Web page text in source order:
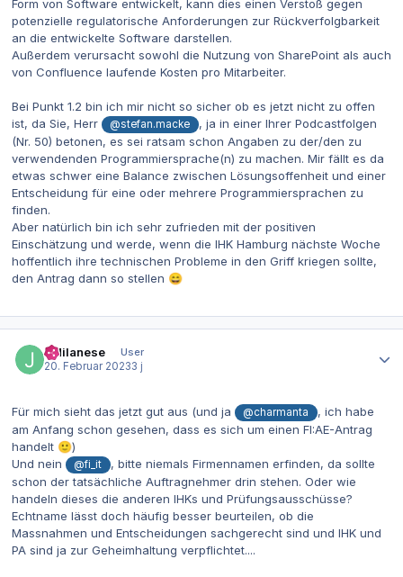
Form von Software entwickelt, kann dies einen Verstoß gegen
potenzielle regulatorische Anforderungen zur Rückverfolgbarkeit
an die entwickelte Software darstellen.
Außerdem verursacht sowohl die Nutzung von SharePoint als auch
von Confluence laufende Kosten pro Mitarbeiter.
Bei Punkt 1.2 bin ich mir nicht so sicher ob es jetzt nicht zu offen
ist, da Sie, Herr
@stefan.macke
, ja in einer Ihrer Podcastfolgen
(Nr. 50) betonen, es sei ratsam schon Angaben zu der/den zu
verwendenden Programmiersprache(n) zu machen. Mir fällt es da
etwas schwer eine Balance zwischen Lösungsoffenheit und einer
Entscheidung für eine oder mehrere Programmiersprachen zu
finden.
Aber natürlich bin ich sehr zufrieden mit der positiven
Einschätzung und werde, wenn die IHK Hamburg nächste Woche
hoffentlich ihre technischen Probleme in den Griff kriegen sollte,
den Antrag dann so stellen 😄
JMilanese
User
20. Februar 20233 j
Für mich sieht das jetzt gut aus (und ja @charmanta
, ich habe
am Anfang schon gesehen, dass es sich um einen FI:AE-Antrag
handelt 🙂)
Und nein
@fi_it
, bitte niemals Firmennamen erfinden, da sollte
schon der tatsächliche Auftragnehmer drin stehen. Oder wie
handeln dieses die anderen IHKs und Prüfungsausschüsse?
Echtname lässt doch häufig besser beurteilen, ob die
Massnahmen und Entscheidungen sachgerecht sind und IHK und
PA sind ja zur Geheimhaltung verpflichtet....